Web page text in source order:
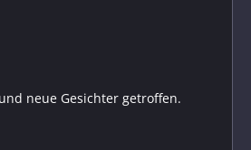
neue Gesichter getroffen.